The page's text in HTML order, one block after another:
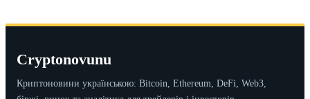
Cryptonovunu
Криптоновини українською: Bitcoin, Ethereum, DeFi, Web3,